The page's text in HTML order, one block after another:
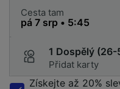
Cesta tam
1 Dospělý (26-
Přidat karty
Získejte až 20%